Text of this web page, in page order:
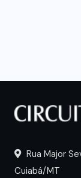
Rua Major
Cuiabá/MT